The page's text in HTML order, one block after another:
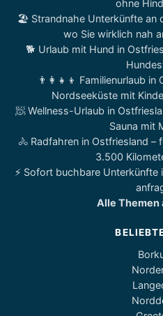
ohne
🏖️ Strandnahe Unterkünfte an
wo Sie wirklich nah
🐕 Urlaub mit Hund in
👨‍👩‍👧‍👦 Familienurlaub
Nordseeküste mit
🧖 Wellness-Urlaub in
Sauna mit
🚴 Radfahren in Ostfriesland –
3.500
⚡ Sofort buchbare
Alle Themen